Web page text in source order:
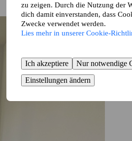
zu zeigen. Durch die Nutzung der
dich damit einverstanden, dass
Zwecke verwendet werden.
Lies mehr in unserer Cookie-
Ich akzeptiere
Nur notwendige
Einstellungen ändern